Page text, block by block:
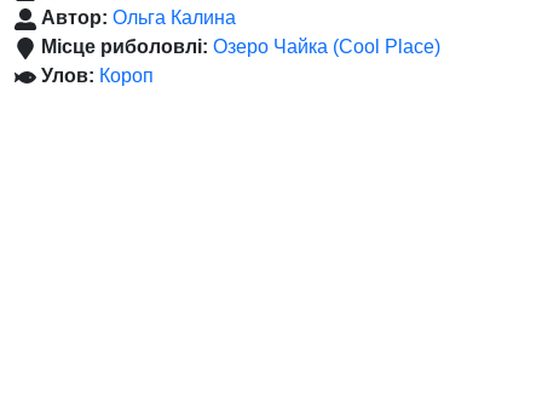
Автор: Ольга Калина
Місце риболовлі: Озеро Чайка (Cool Place)
Улов: Короп